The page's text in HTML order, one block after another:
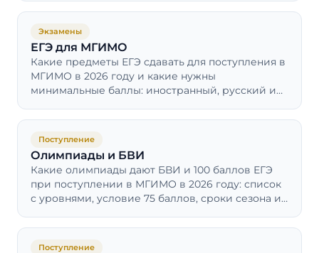
2026.
Экзамены
ЕГЭ для МГИМО
Какие предметы ЕГЭ сдавать для поступления в
МГИМО в 2026 году и какие нужны
минимальные баллы: иностранный, русский и
Поступление
Олимпиады и БВИ
Какие олимпиады дают БВИ и 100 баллов ЕГЭ
при поступлении в МГИМО в 2026 году: список
с уровнями, условие 75 баллов, сроки сезона и
Поступление